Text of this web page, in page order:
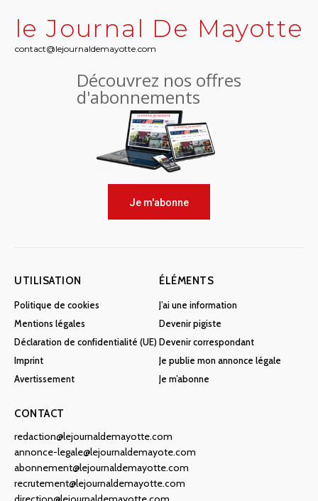
le Journal De Mayotte
contact@lejournaldemayotte.com
Découvrez nos offres
d'abonnements
Je m'abonne
UTILISATION
Politique de cookies
Mentions légales
Déclaration de confidentialité (UE)
Imprint
Avertissement
ÉLÉMENTS
J’ai une information
Devenir pigiste
Devenir correspondant
Je publie mon annonce légale
Je m’abonne
CONTACT
redaction@lejournaldemayotte.com
annonce-legale@lejournaldemayote.com
abonnement@lejournaldemayotte.com
recrutement@lejournaldemayotte.com